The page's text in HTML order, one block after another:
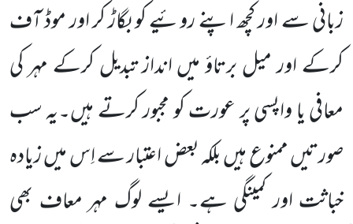
زبانی سے اور کچھ اپنے روئیے کو بگاڑ کر اور موڈ آف
کرکے اور میل برتاؤ میں انداز تبدیل کرکے مہر کی
معافی یا واپسی پر عورت کو مجبور کرتے ہیں۔یہ سب
صورتیں ممنوع ہیں بلکہ بعض اعتبار سے اِس میں زیادہ
خباثت اور کمینگی ہے۔ ایسے لوگ مہر معاف بھی